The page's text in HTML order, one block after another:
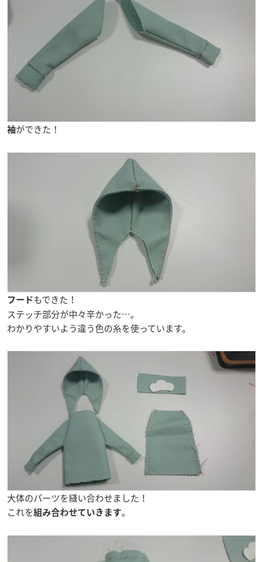
袖ができた！
フードもできた！
ステッチ部分が中々辛かった…。
わかりやすいよう違う色の糸を使っています。
大体のパーツを縫い合わせました！
これを組み合わせていきます。